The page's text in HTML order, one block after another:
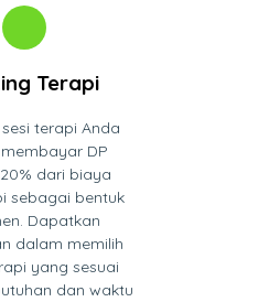
Terapi
terapi Anda
DP
dari biaya
sebagai bentuk
Dapatkan
dalam memilih
yang sesuai
dan waktu